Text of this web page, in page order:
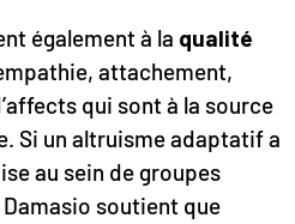
également à la qualité
attachement,
qui sont à la source
Si un altruisme adaptatif a
au sein de groupes
soutient que